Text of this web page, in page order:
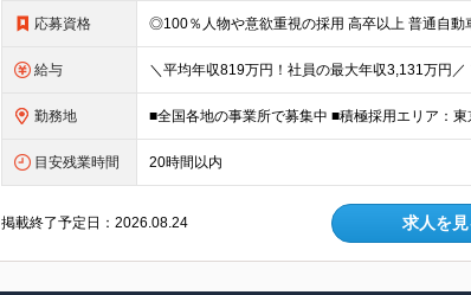
応募資格
給与
勤務地
目安残業時間 20時間以内
掲載終了予定日：2026.08.24 求人を見